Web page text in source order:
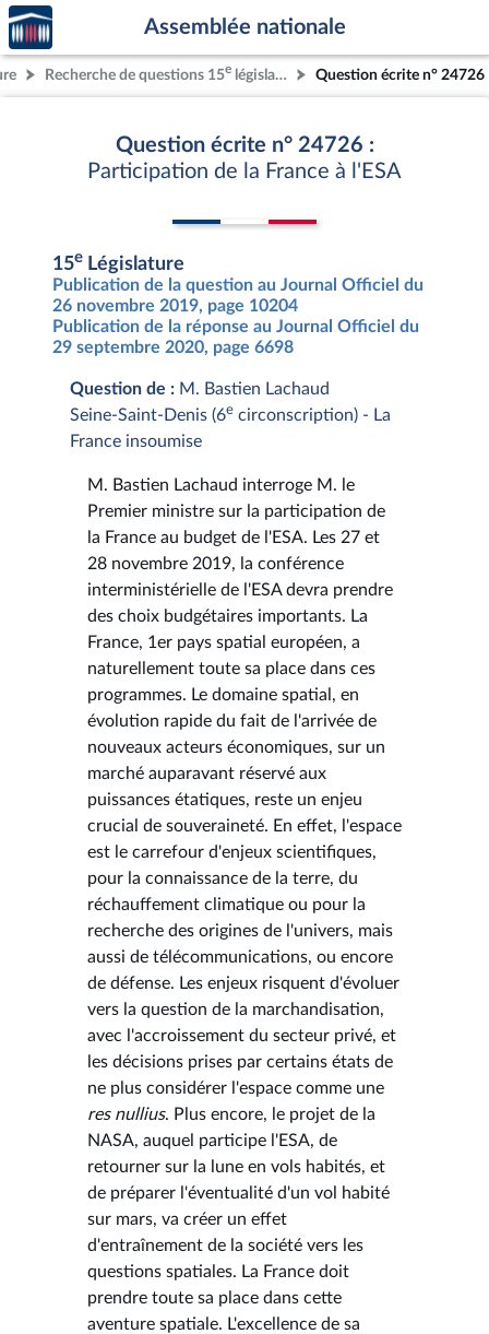
Aller au contenu
Aller en bas de la page
Accèder
à la
page
d'accueil
Assemblée nationale
Recherche de questions 15e législature Question écrite n° 24726
Question écrite n° 24726 :
Participation de la France à l'ESA
15e Législature
Publication de la question au Journal Officiel du
26 novembre 2019, page 10204
Publication de la réponse au Journal Officiel du
29 septembre 2020, page 6698
Question de : M. Bastien Lachaud
Seine-Saint-Denis (6e circonscription) - La
France insoumise
M. Bastien Lachaud interroge M. le
Premier ministre sur la participation de
la France au budget de l'ESA. Les 27 et
28 novembre 2019, la conférence
interministérielle de l'ESA devra prendre
des choix budgétaires importants. La
France, 1er pays spatial européen, a
naturellement toute sa place dans ces
programmes. Le domaine spatial, en
évolution rapide du fait de l'arrivée de
nouveaux acteurs économiques, sur un
marché auparavant réservé aux
puissances étatiques, reste un enjeu
crucial de souveraineté. En effet, l'espace
est le carrefour d'enjeux scientifiques,
pour la connaissance de la terre, du
réchauffement climatique ou pour la
recherche des origines de l'univers, mais
aussi de télécommunications, ou encore
de défense. Les enjeux risquent d'évoluer
vers la question de la marchandisation,
avec l'accroissement du secteur privé, et
les décisions prises par certains états de
ne plus considérer l'espace comme une
res nullius. Plus encore, le projet de la
NASA, auquel participe l'ESA, de
retourner sur la lune en vols habités, et
de préparer l'éventualité d'un vol habité
sur mars, va créer un effet
d'entraînement de la société vers les
questions spatiales. La France doit
prendre toute sa place dans cette
aventure spatiale. L'excellence de sa